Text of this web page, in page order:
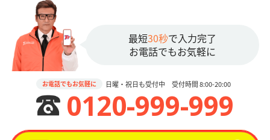
最短30秒で入力完了
お電話でもお気軽に
お電話でもお気軽に 日曜・祝日も受付中 受付時間 8:00-20:00
0120-999-999